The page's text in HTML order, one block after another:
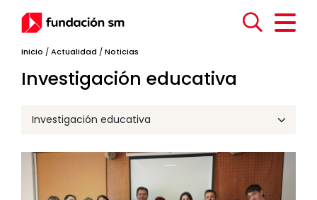
Inicio /Actualidad /Noticias
Investigación educativa